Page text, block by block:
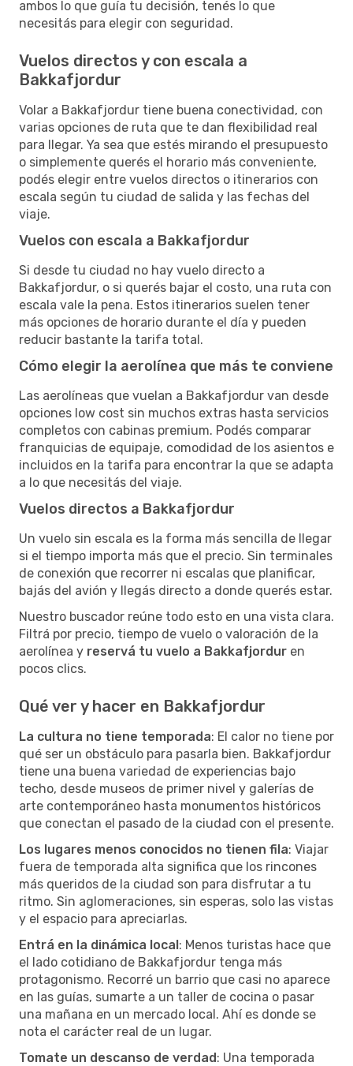
ambos lo que guía tu decisión, tenés lo que
necesitás para elegir con seguridad.
Vuelos directos y con escala a
Bakkafjordur
Volar a Bakkafjordur tiene buena conectividad, con
varias opciones de ruta que te dan flexibilidad real
para llegar. Ya sea que estés mirando el presupuesto
o simplemente querés el horario más conveniente,
podés elegir entre vuelos directos o itinerarios con
escala según tu ciudad de salida y las fechas del
viaje.
Vuelos con escala a Bakkafjordur
Si desde tu ciudad no hay vuelo directo a
Bakkafjordur, o si querés bajar el costo, una ruta con
escala vale la pena. Estos itinerarios suelen tener
más opciones de horario durante el día y pueden
reducir bastante la tarifa total.
Cómo elegir la aerolínea que más te conviene
Las aerolíneas que vuelan a Bakkafjordur van desde
opciones low cost sin muchos extras hasta servicios
completos con cabinas premium. Podés comparar
franquicias de equipaje, comodidad de los asientos e
incluidos en la tarifa para encontrar la que se adapta
a lo que necesitás del viaje.
Vuelos directos a Bakkafjordur
Un vuelo sin escala es la forma más sencilla de llegar
si el tiempo importa más que el precio. Sin terminales
de conexión que recorrer ni escalas que planificar,
bajás del avión y llegás directo a donde querés estar.
Nuestro buscador reúne todo esto en una vista clara.
Filtrá por precio, tiempo de vuelo o valoración de la
aerolínea y reservá tu vuelo a Bakkafjordur en
pocos clics.
Qué ver y hacer en Bakkafjordur
La cultura no tiene temporada: El calor no tiene por
qué ser un obstáculo para pasarla bien. Bakkafjordur
tiene una buena variedad de experiencias bajo
techo, desde museos de primer nivel y galerías de
arte contemporáneo hasta monumentos históricos
que conectan el pasado de la ciudad con el presente.
Los lugares menos conocidos no tienen fila: Viajar
fuera de temporada alta significa que los rincones
más queridos de la ciudad son para disfrutar a tu
ritmo. Sin aglomeraciones, sin esperas, solo las vistas
y el espacio para apreciarlas.
Entrá en la dinámica local: Menos turistas hace que
el lado cotidiano de Bakkafjordur tenga más
protagonismo. Recorré un barrio que casi no aparece
en las guías, sumarte a un taller de cocina o pasar
una mañana en un mercado local. Ahí es donde se
nota el carácter real de un lugar.
Tomate un descanso de verdad: Una temporada